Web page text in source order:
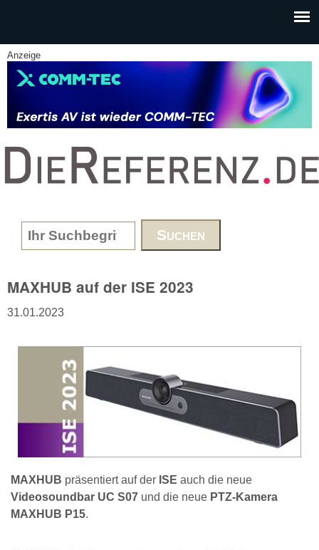
Anzeige
www.DieReferenz.de
Search form
MAXHUB auf der ISE 2023
31.01.2023
MAXHUB präsentiert auf der ISE auch die neue
Videosoundbar UC S07 und die neue PTZ-Kamera
MAXHUB P15.